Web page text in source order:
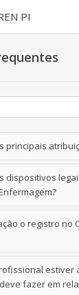
PI
principais
dispositivos
o registro no
estiver
fazer em